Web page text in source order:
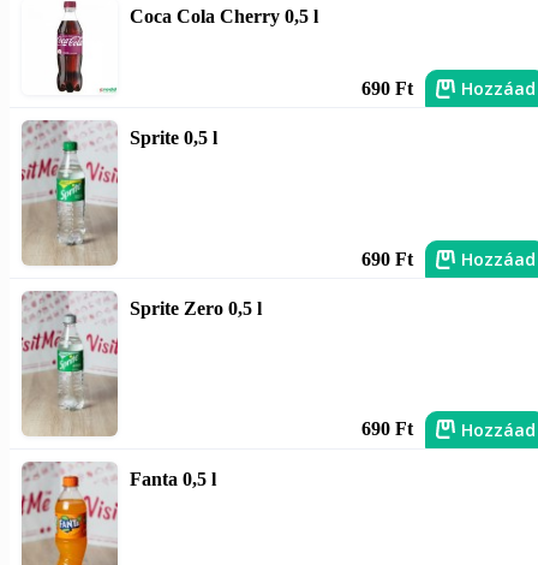
Coca Cola Cherry 0,5 l
690 Ft Hozzáad
Sprite 0,5 l
690 Ft Hozzáad
Sprite Zero 0,5 l
690 Ft Hozzáad
Fanta 0,5 l